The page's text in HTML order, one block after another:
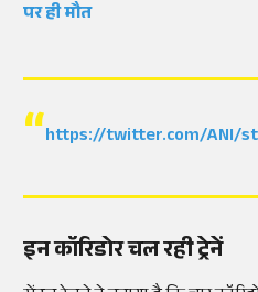
पर ही मौत
https://twitter.com/ANI/
इन कॉरिडोर चल रही ट्रेनें